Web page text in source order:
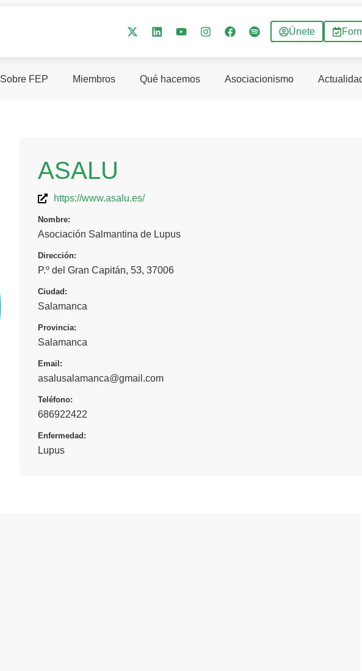
Únete
Sobre FEP Miembros Qué hacemos Asociacionismo
ASALU
https://www.asalu.es/
Nombre:
Asociación Salmantina de Lupus
Dirección:
P.º del Gran Capitán, 53, 37006
Ciudad:
Salamanca
Provincia:
Salamanca
Email:
asalusalamanca@gmail.com
Teléfono:
686922422
Enfermedad:
Lupus